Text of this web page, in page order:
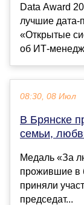
Data Award
лучшие дата-
«Открытые
об ИТ-
08:30, 08 Июл
В Брянске
семьи,
Медаль «За
прожившие в
приняли
председат...